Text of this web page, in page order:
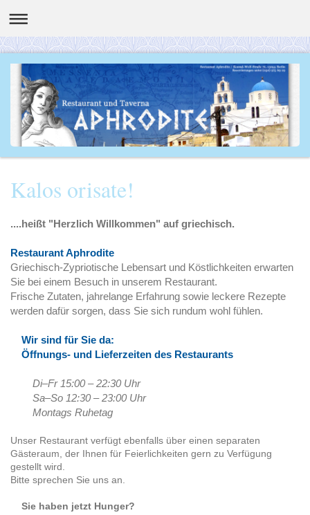
Kalos orisate!
....heißt "Herzlich Willkommen" auf griechisch.
Restaurant Aphrodite
Griechisch-Zypriotische Lebensart und Köstlichkeiten erwarten
Sie bei einem Besuch in unserem Restaurant.
Frische Zutaten, jahrelange Erfahrung sowie leckere Rezepte
werden dafür sorgen, dass Sie sich rundum wohl fühlen.
Wir sind für Sie da:
Öffnungs- und Lieferzeiten des Restaurants
Di–Fr 15:00 – 22:30 Uhr
Sa–So 12:30 – 23:00 Uhr
Montags Ruhetag
Unser Restaurant verfügt ebenfalls über einen separaten
Gästeraum, der Ihnen für Feierlichkeiten gern zu Verfügung
gestellt wird.
Bitte sprechen Sie uns an.
Sie haben jetzt Hunger?